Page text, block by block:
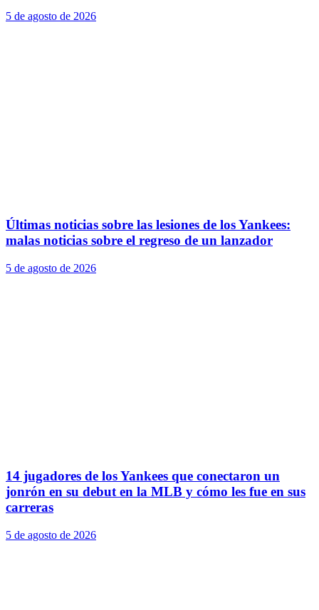
5 de agosto de 2026
Últimas noticias sobre las lesiones de los Yankees:
malas noticias sobre el regreso de un lanzador
5 de agosto de 2026
14 jugadores de los Yankees que conectaron un
jonrón en su debut en la MLB y cómo les fue en sus
carreras
5 de agosto de 2026